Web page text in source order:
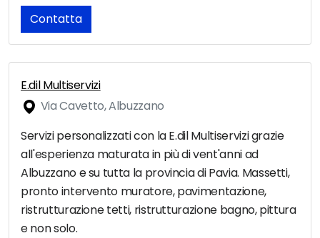
Contatta
E.dil Multiservizi
Via Cavetto, Albuzzano
Servizi personalizzati con la E.dil Multiservizi grazie
all'esperienza maturata in più di vent'anni ad
Albuzzano e su tutta la provincia di Pavia. Massetti,
pronto intervento muratore, pavimentazione,
ristrutturazione tetti, ristrutturazione bagno, pittura
e non solo.